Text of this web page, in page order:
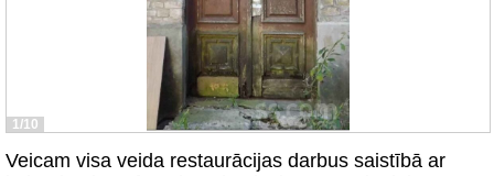
1/10
Veicam visa veida restaurācijas darbus saistībā ar